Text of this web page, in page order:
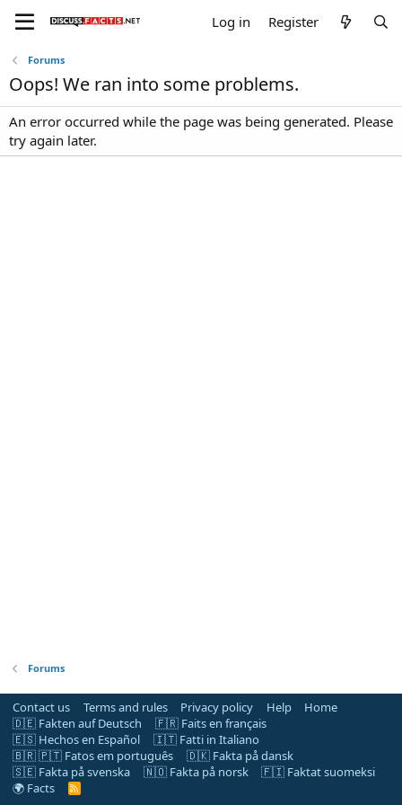
Log in Register
Forums
Oops! We ran into some problems.
An error occurred while the page was being generated. Please
try again later.
Forums
Contact us Terms and rules Privacy policy Help
Home
🇩🇪 Fakten auf Deutsch
🇫🇷 Faits en français
🇪🇸 Hechos en Español
🇮🇹 Fatti in Italiano
🇧🇷 🇵🇹 Fatos em português
🇩🇰 Fakta på dansk
🇸🇪 Fakta på svenska
🇳🇴 Fakta på norsk
🇫🇮 Faktat suomeksi
🌍 Facts
R